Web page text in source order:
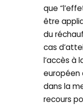
que
être
du
cas
l’accès à
européen
dans la
recours